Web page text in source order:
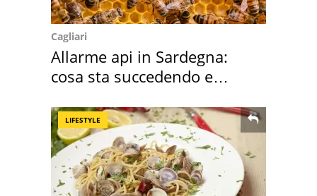
Cagliari
Allarme api in Sardegna:
cosa sta succedendo e
LIFESTYLE